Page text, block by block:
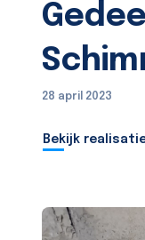
28 april 2023
Bekijk